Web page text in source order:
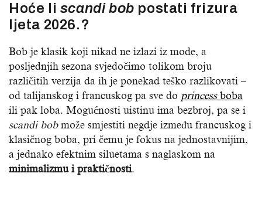
Hoće li scandi bob postati frizura
ljeta 2026.?
Bob je klasik koji nikad ne izlazi iz mode, a
posljednjih sezona svjedočimo tolikom broju
različitih verzija da ih je ponekad teško razlikovati –
od talijanskog i francuskog pa sve do princessboba
ili pak loba. Mogućnosti uistinu ima bezbroj, pa se i
scandi bobmože smjestiti negdje između francuskog i
klasičnog boba, pri čemu je fokus na jednostavnijim,
a jednako efektnim siluetama s naglaskom na
minimalizmu i praktičnosti.